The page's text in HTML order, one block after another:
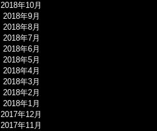
2018年10月
2018年9月
2018年8月
2018年7月
2018年6月
2018年5月
2018年4月
2018年3月
2018年2月
2018年1月
2017年12月
2017年11月